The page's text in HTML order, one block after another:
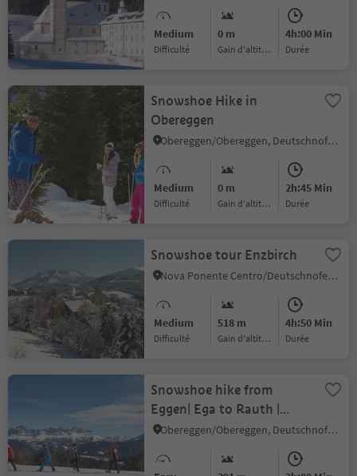
Medium
Difficulté
0 m
Gain d'altitude
4h:00 Min
durée
Snowshoe Hike in
Obereggen
Obereggen/Obereggen, Deutschnofen/Nova Ponente, Dolomites Region Eggental
Medium
Difficulté
0 m
Gain d'altitude
2h:45 Min
durée
Snowshoe tour Enzbirch
Nova Ponente Centro/Deutschnofen Dorf, Deutschnofen/Nova Ponente, Dolomites Region Eggental
Medium
Difficulté
518 m
Gain d'altitude
4h:50 Min
durée
Snowshoe hike from
Eggen| Ega to Rauth |
Novale
Obereggen/Obereggen, Deutschnofen/Nova Ponente, Dolomites Region Eggental